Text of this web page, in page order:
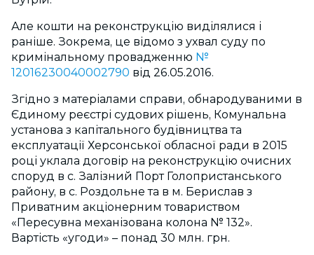
Але кошти на реконструкцію виділялися і
раніше. Зокрема, це відомо з ухвал суду по
кримінальному провадженню №
12016230040002790 від 26.05.2016.
Згідно з матеріалами справи, обнародуваними в
Єдиному реєстрі судових рішень, Комунальна
установа з капітального будівництва та
експлуатації Херсонської обласної ради в 2015
році уклала договір на реконструкцію очисних
споруд в с. Залізний Порт Голопристанського
району, в с. Роздольне та в м. Берислав з
Приватним акціонерним товариством
«Пересувна механізована колона № 132».
Вартість «угоди» – понад 30 млн. грн.